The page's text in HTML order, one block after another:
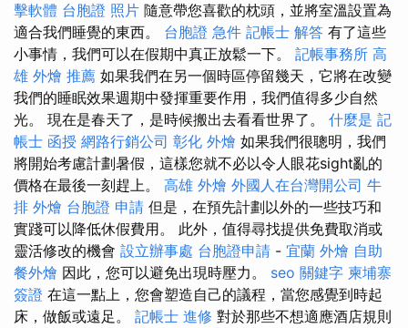
擊軟體 台胞證 照片 隨意帶您喜歡的枕頭，並將室溫設置為
適合我們睡覺的東西。 台胞證 急件 記帳士 解答 有了這些
小事情，我們可以在假期中真正放鬆一下。 記帳事務所 高
雄 外燴 推薦 如果我們在另一個時區停留幾天，它將在改變
我們的睡眠效果週期中發揮重要作用，我們值得多少自然
光。 現在是春天了，是時候搬出去看看世界了。 什麼是 記
帳士 函授 網路行銷公司 彰化 外燴 如果我們很聰明，我們
將開始考慮計劃暑假，這樣您就不必以令人眼花sight亂的
價格在最後一刻趕上。 高雄 外燴 外國人在台灣開公司 牛
排 外燴 台胞證 申請 但是，在預先計劃以外的一些技巧和
實踐可以降低休假費用。 此外，值得尋找提供免費取消或
靈活修改的機會 設立辦事處 台胞證申請 - 宜蘭 外燴 自助
餐外燴 因此，您可以避免出現時壓力。 seo 關鍵字 柬埔寨
簽證 在這一點上，您會塑造自己的議程，當您感覺到時起
床，做飯或遠足。 記帳士 進修 對於那些不想適應酒店規則